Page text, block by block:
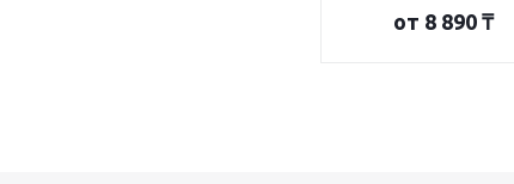
от 8 890 ₸